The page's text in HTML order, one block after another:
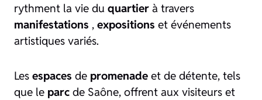
rythment la vie du quartier à travers
manifestations , expositions et événements
artistiques variés.
Les espaces de promenade et de détente, tels
que le parc de Saône, offrent aux visiteurs et